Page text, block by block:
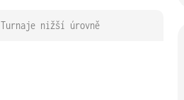
Turnaje nižší úrovně